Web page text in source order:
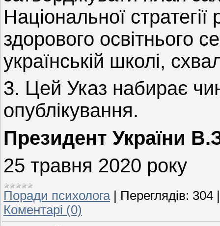
Національної
здорового освітнього
українській школі,
3. Цей Указ набирає
опублікування.
Президент України
25 травня 2020 року
Поради психолога| Переглядів: 304
Коментарі (0)